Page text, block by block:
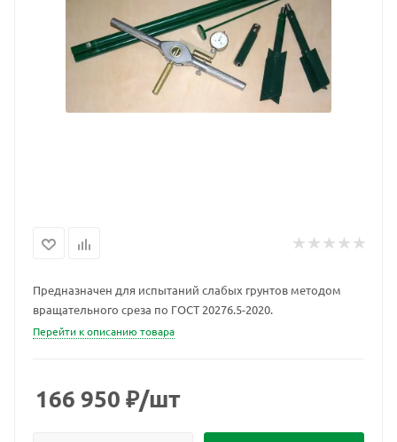
Предназначен для испытаний слабых грунтов методом
вращательного среза по ГОСТ 20276.5-2020.
Перейти к описанию товара
166 950 ₽/шт